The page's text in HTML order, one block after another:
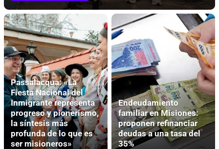
Passalacqua: «La
Fiesta Nacional del
Inmigrante representa
progreso y pionerismo,
la síntesis más
profunda de lo que es
ser misioneros»
Endeudamiento
familiar en Misiones:
proponen refinanciar
deudas a una tasa del
35%